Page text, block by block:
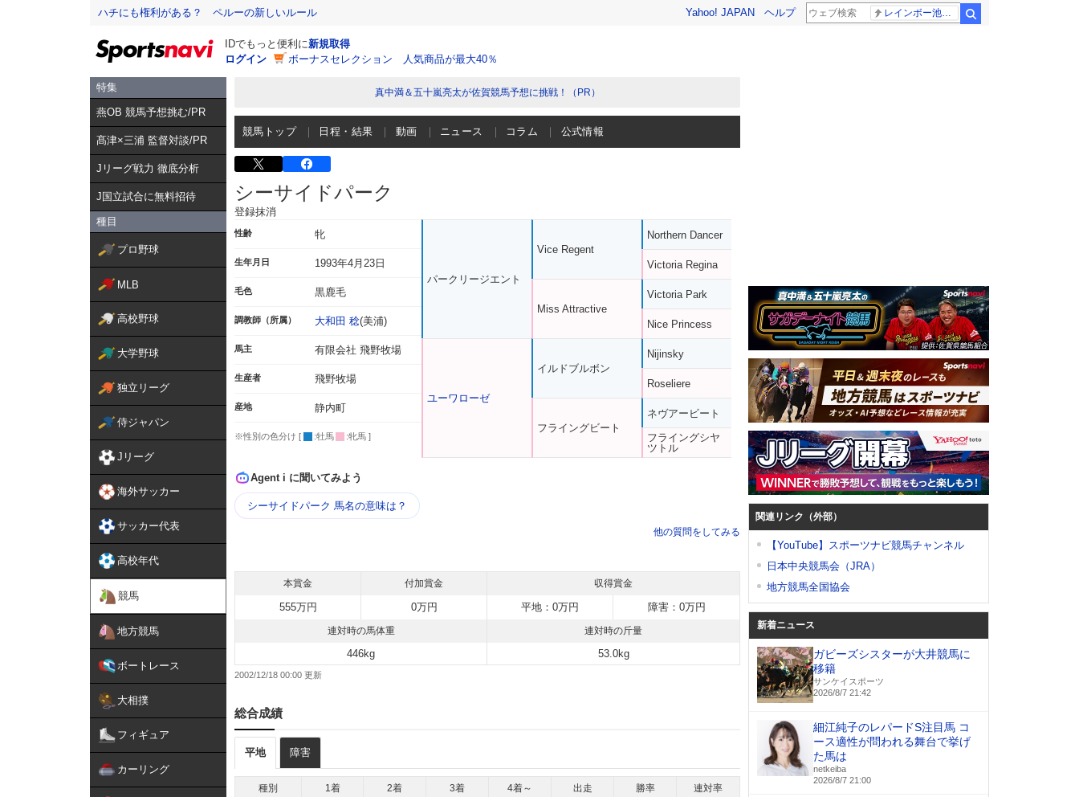
ハチにも権利がある？ ペルーの新しいルール Yahoo! JAPAN ヘルプ
IDでもっと便利に新規取得
ログイン
ボーナスセレクション 人気商品が最大40％
特集
燕OB 競馬予想挑む/PR
髙津×三浦 監督対談/PR
Jリーグ戦力 徹底分析
J国立試合に無料招待
種目
プロ野球
MLB
高校野球
大学野球
独立リーグ
侍ジャパン
Jリーグ
海外サッカー
サッカー代表
高校年代
競馬
地方競馬
ボートレース
大相撲
フィギュア
カーリング
真中満＆五十嵐亮太が佐賀競馬予想に挑戦！（PR）
競馬トップ 日程・結果 動画 ニュース コラム 公式情報
シーサイドパーク
登録抹消
性齢 牝
生年月日 1993年4月23日
毛色 黒鹿毛
調教師（所属） 大和田 稔(美浦)
馬主 有限会社 飛野牧場
生産者 飛野牧場
産地 静内町
※性別の色分け [ :牡馬 :牝馬 ]
パークリージエント
ユーワローゼ
Vice Regent
Miss Attractive
イルドブルボン
フライングビート
Northern Dancer
Victoria Regina
Victoria Park
Nice Princess
Nijinsky
Roseliere
ネヴアービート
フライングシヤ
ツトル
Agent i に聞いてみよう
シーサイドパーク 馬名の意味は？
他の質問をしてみる
本賞金 付加賞金 収得賞金
555万円 0万円 平地：0万円 障害：0万円
連対時の馬体重 連対時の斤量
446kg 53.0kg
2002/12/18 00:00
総合成績
平地 障害
種別 1着 2着 3着 4着～ 出走 勝率 連対率
関連リンク（外部）
【YouTube】スポーツナビ競馬チャンネル
日本中央競馬会（JRA）
地方競馬全国協会
新着ニュース
ガビーズシスターが大井競馬に
移籍
サンケイスポーツ
2026/8/7 21:42
細江純子のレパードS注目馬 コ
ース適性が問われる舞台で挙げ
た馬は
netkeiba
2026/8/7 21:00